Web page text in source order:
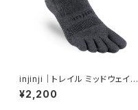
injinji｜トレイル ミッドウェイト
ミニクルー（グラナイト）
¥2,200